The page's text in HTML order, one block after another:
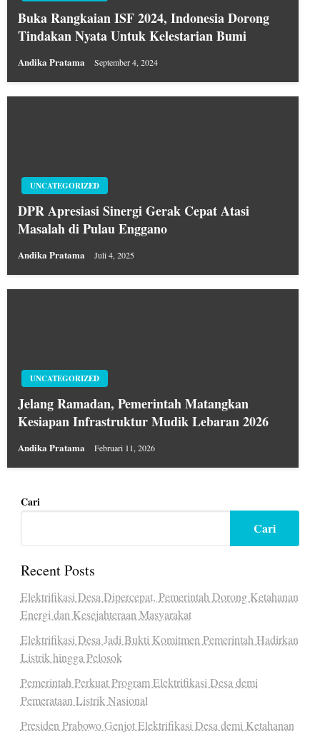
Buka Rangkaian ISF 2024, Indonesia Dorong
Tindakan Nyata Untuk Kelestarian Bumi
Andika Pratama September 4, 2024
UNCATEGORIZED
DPR Apresiasi Sinergi Gerak Cepat Atasi
Masalah di Pulau Enggano
Andika Pratama Juli 4, 2025
UNCATEGORIZED
Jelang Ramadan, Pemerintah Matangkan
Kesiapan Infrastruktur Mudik Lebaran 2026
Andika Pratama Februari 11, 2026
Cari
Cari
Recent Posts
Elektrifikasi Desa Dipercepat, Pemerintah Dorong Ketahanan
Energi dan Kesejahteraan Masyarakat
Elektrifikasi Desa Jadi Bukti Komitmen Pemerintah Hadirkan
Listrik hingga Pelosok
Pemerintah Perkuat Program Elektrifikasi Desa demi
Pemerataan Listrik Nasional
Presiden Prabowo Genjot Elektrifikasi Desa demi Ketahanan